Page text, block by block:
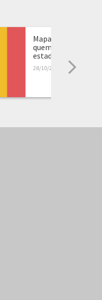
Mapa de presidente:
quem ganhou em
estado...
28/10/2018